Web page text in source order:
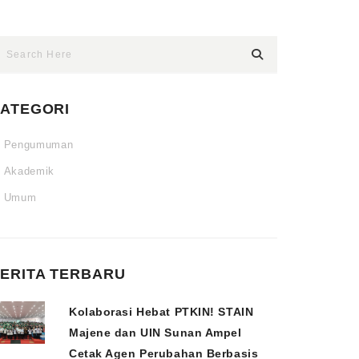
Pengumuman
Akademik
Umum
TERBARU
Kolaborasi Hebat PTKIN! STAIN
Majene dan UIN Sunan Ampel
Cetak Agen Perubahan Berbasis